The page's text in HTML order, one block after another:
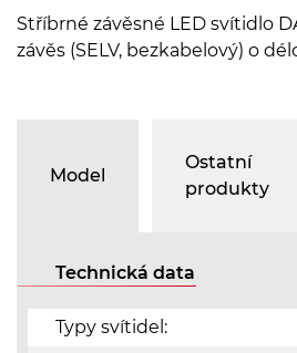
Stříbrné závěsné LED svítidlo
závěs (SELV, bezkabelový) o
Model
Ostatní
produkty
Technická data
Typy svítidel: